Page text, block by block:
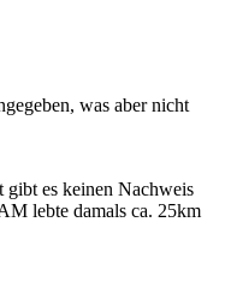
was aber nicht
es keinen Nachweis
lebte damals ca. 25km